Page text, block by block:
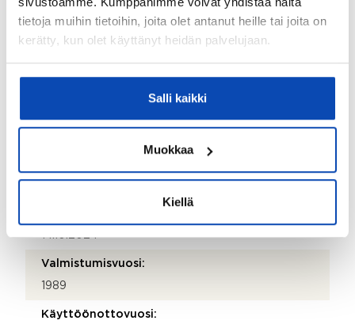
tietoja muihin tietoihin, joita olet antanut heille tai joita on
kerätty, kun olet käyttänyt heidän palvelujaan.
Salli kaikki
Muokkaa
Kiellä
Puhelinnumero:
Katuosoite:
Helsinki
14.10.2024
Valmistumisvuosi:
1989
Käyttöönottovuosi: